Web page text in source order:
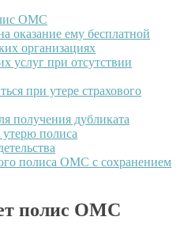
ОМС
оказание ему бесплатной
организациях
услуг при отсутствии
при утере страхового
получения дубликата
полиса
полиса ОМС с сохранением
полис ОМС